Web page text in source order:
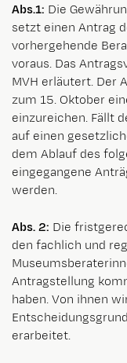
Abs.1: Die
setzt einen Antrag
vorhergehende
voraus. Das
MVH erläutert. Der
zum 15. Oktober
einzureichen. Fällt
auf einen
dem Ablauf des
eingegangene
werden.
Abs. 2: Die
den fachlich und
Antragstellung
haben. Von ihnen
erarbeitet.